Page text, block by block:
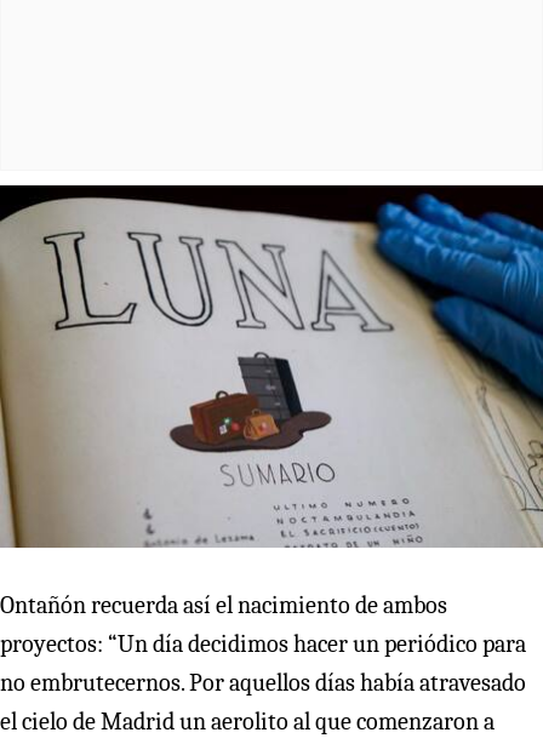
Ontañón recuerda así el nacimiento de ambos
proyectos: “Un día decidimos hacer un periódico para
no embrutecernos. Por aquellos días había atravesado
el cielo de Madrid un aerolito al que comenzaron a